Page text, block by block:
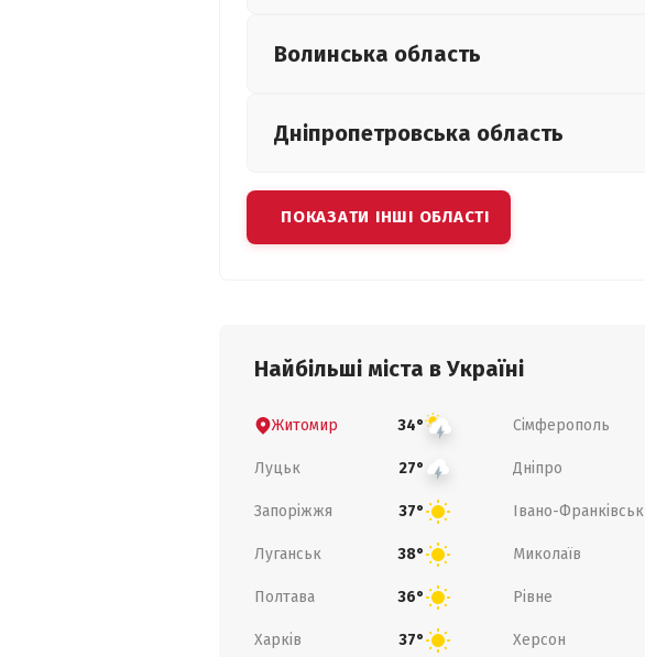
Волинська область
Дніпропетровська область
ПОКАЗАТИ ІНШІ ОБЛАСТІ
Найбільші міста в Україні
Житомир 34° Сімферополь
Луцьк 27° Дніпро
Запоріжжя 37° Івано-Франківськ
Луганськ 38° Миколаїв
Полтава 36° Рівне
Харків 37° Херсон